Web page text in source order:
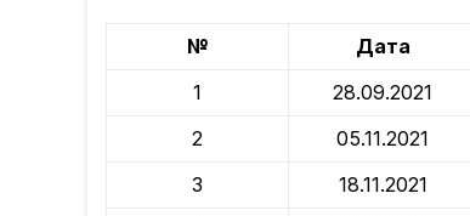
№ Дата
1
28.09.2021
2
05.11.2021
3
18.11.2021